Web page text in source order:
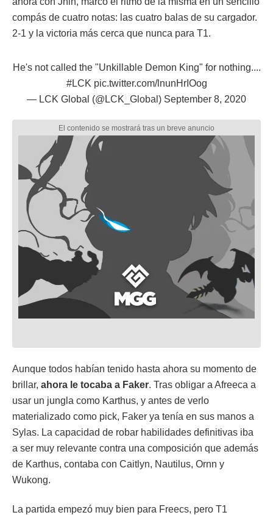
compás de cuatro notas: las cuatro balas de su cargador.
2-1 y la victoria más cerca que nunca para T1.
He's not called the "Unkillable Demon King" for nothing....
#LCK pic.twitter.com/lnunHrIOog
— LCK Global (@LCK_Global) September 8, 2020
Aunque todos habían tenido hasta ahora su momento de
brillar, ahora le tocaba a Faker. Tras obligar a Afreeca a
usar un jungla como Karthus, y antes de verlo
materializado como pick, Faker ya tenía en sus manos a
Sylas. La capacidad de robar habilidades definitivas iba
a ser muy relevante contra una composición que además
de Karthus, contaba con Caitlyn, Nautilus, Ornn y
Wukong.
La partida empezó muy bien para Freecs, pero T1